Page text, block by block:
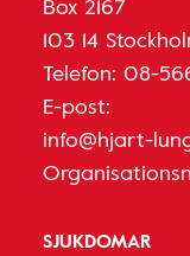
103 14
Telefon: 08-
E-post:
info@hjart-
SJUKDOMAR